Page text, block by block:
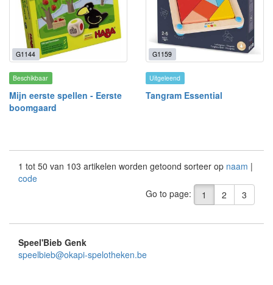
G1144
Beschikbaar
Mijn eerste spellen - Eerste
boomgaard
G1159
Uitgeleend
Tangram Essential
1 tot 50 van 103 artikelen worden getoond sorteer op naam |
code
Go to page:
1 2 3
Speel'Bieb Genk
speelbieb@okapi-spelotheken.be